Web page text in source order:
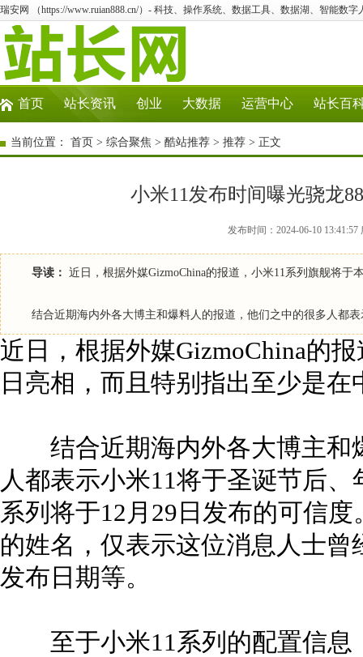
瑞安网 （https://www.ruian888.cn/）- 科技、操作系统、数据工具、数据湖、智能数字
首页 站长资讯 创业 大数据 运营中心 站长百
当前位置： 首页 > 综合聚焦 > 酷站推荐 > 推荐 > 正文
小米11发布时间曝光骁龙
发布时间：2024-06-10
导读： 近日，根据外媒GizmoChina的报道，小米11系列旗舰将
结合近期海内外各大博主和爆料人的报道，他们之中的很多人都表
近日，根据外媒GizmoChina的
日亮相，而且特别指出至少是在
结合近期海内外各大博主和
人都表示小米11将于圣诞节后
系列将于12月29日发布的可信
的姓名，仅表示这位消息人士曾
发布日期等。
至于小米11系列的配置信息